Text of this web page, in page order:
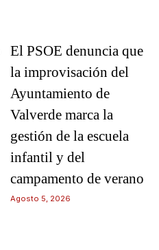
El PSOE denuncia que
la improvisación del
Ayuntamiento de
Valverde marca la
gestión de la escuela
infantil y del
campamento de verano
Agosto 5, 2026